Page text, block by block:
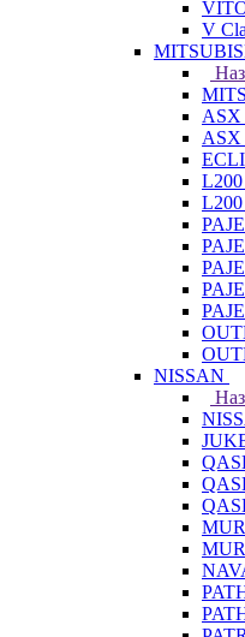
V
ASX
ASX
L200
L200
NISSAN